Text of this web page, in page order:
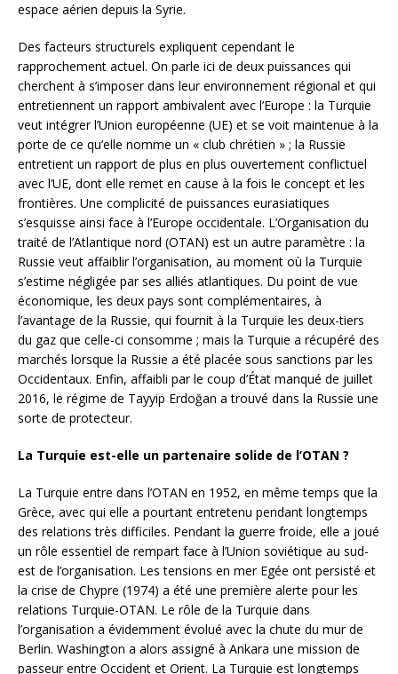
espace aérien depuis la Syrie.
Des facteurs structurels expliquent cependant le
rapprochement actuel. On parle ici de deux puissances qui
cherchent à s’imposer dans leur environnement régional et qui
entretiennent un rapport ambivalent avec l’Europe : la Turquie
veut intégrer l’Union européenne (UE) et se voit maintenue à la
porte de ce qu’elle nomme un « club chrétien » ; la Russie
entretient un rapport de plus en plus ouvertement conflictuel
avec l’UE, dont elle remet en cause à la fois le concept et les
frontières. Une complicité de puissances eurasiatiques
s’esquisse ainsi face à l’Europe occidentale. L’Organisation du
traité de l’Atlantique nord (OTAN) est un autre paramètre : la
Russie veut affaiblir l’organisation, au moment où la Turquie
s’estime négligée par ses alliés atlantiques. Du point de vue
économique, les deux pays sont complémentaires, à
l’avantage de la Russie, qui fournit à la Turquie les deux-tiers
du gaz que celle-ci consomme ; mais la Turquie a récupéré des
marchés lorsque la Russie a été placée sous sanctions par les
Occidentaux. Enfin, affaibli par le coup d’État manqué de juillet
2016, le régime de Tayyip Erdoğan a trouvé dans la Russie une
sorte de protecteur.
La Turquie est-elle un partenaire solide de l’OTAN ?
La Turquie entre dans l’OTAN en 1952, en même temps que la
Grèce, avec qui elle a pourtant entretenu pendant longtemps
des relations très difficiles. Pendant la guerre froide, elle a joué
un rôle essentiel de rempart face à l’Union soviétique au sud-
est de l’organisation. Les tensions en mer Egée ont persisté et
la crise de Chypre (1974) a été une première alerte pour les
relations Turquie-OTAN. Le rôle de la Turquie dans
l’organisation a évidemment évolué avec la chute du mur de
Berlin. Washington a alors assigné à Ankara une mission de
passeur entre Occident et Orient. La Turquie est longtemps